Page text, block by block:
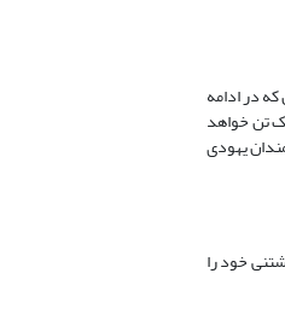
در ادامه
تن خواهد
دیگری که مورد استناد دانشمندان یهودی
خود را